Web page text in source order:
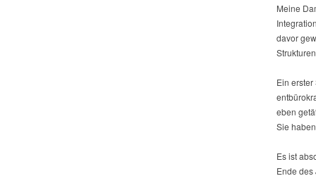
Meine
davor
Ein
eben
Sie
Es ist
Ende des